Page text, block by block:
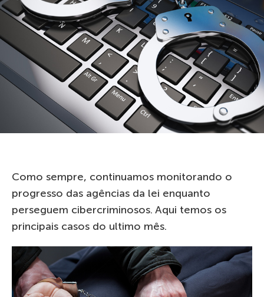
Como sempre, continuamos monitorando o
progresso das agências da lei enquanto
perseguem cibercriminosos. Aqui temos os
principais casos do ultimo mês.